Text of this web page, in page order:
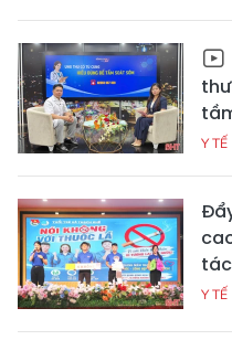
Y TẾ
Y TẾ